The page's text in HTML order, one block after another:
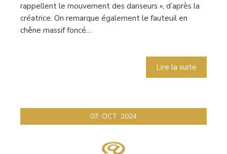
rappellent le mouvement des danseurs », d’après la
créatrice. On remarque également le fauteuil en
chêne massif foncé…
Lire la suite
07 OCT 2024